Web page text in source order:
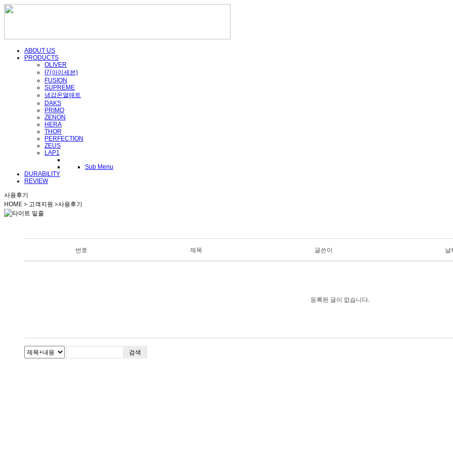
ABOUT US
PRODUCTS
OLIVER
I7(아이세븐)
FUSION
SUPREME
냉감온열매트
DAKS
PRIMO
ZENON
HERA
THOR
PERFECTION
ZEUS
LAP1
Sub Menu
DURABILITY
REVIEW
사용후기
HOME > 고객지원 >사용후기
번호 제목 글쓴이 날
등록된 글이 없습니다.
검색